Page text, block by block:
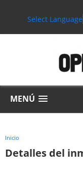
Select Language
MENÚ
Inicio
Detalles del